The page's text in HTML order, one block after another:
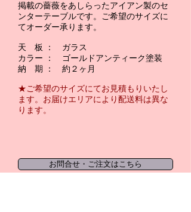
掲載の薔薇をあしらったアイアン製のセ
ンターテーブルです。ご希望のサイズに
てオーダー承ります。
天 板 ： ガラス
カラー ： ゴールドアンティーク塗装
納 期 ： 約２ヶ月
★ご希望のサイズにてお見積もりいたし
ます。お届けエリアにより配送料は異な
ります。
お問合せ・ご注文はこちら